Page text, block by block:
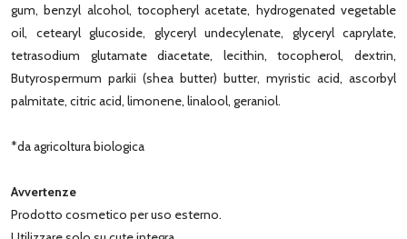
gum, benzyl alcohol, tocopheryl acetate, hydrogenated vegetable
oil, cetearyl glucoside, glyceryl undecylenate, glyceryl caprylate,
tetrasodium glutamate diacetate, lecithin, tocopherol, dextrin,
Butyrospermum parkii (shea butter) butter, myristic acid, ascorbyl
palmitate, citric acid, limonene, linalool, geraniol.
*da agricoltura biologica
Avvertenze
Prodotto cosmetico per uso esterno.